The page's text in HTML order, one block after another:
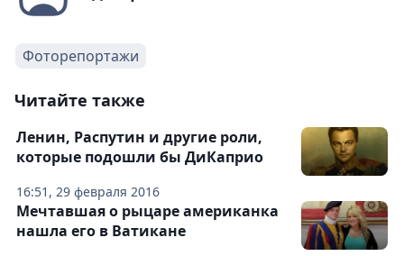
Фоторепортажи
Читайте также
16:51, 29 февраля 2016
Ленин, Распутин и другие роли,
которые подошли бы ДиКаприо
Мечтавшая о рыцаре американка
нашла его в Ватикане